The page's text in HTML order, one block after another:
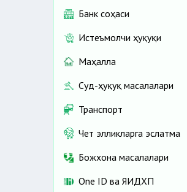
Банк соҳаси
Истеъмолчи ҳуқуқи
Маҳалла
Суд-ҳуқуқ масалалари
Транспорт
Чет элликларга эслатма
Божхона масалалари
One ID ва ЯИДХП